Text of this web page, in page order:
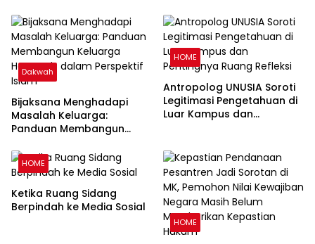
Dakwah
Bijaksana Menghadapi
Masalah Keluarga:
Panduan Membangun
Perspektif Islam
HOME
Antropolog UNUSIA Soroti
Legitimasi Pengetahuan di
Luar Kampus dan
HOME
Ketika Ruang Sidang
Berpindah ke Media Sosial
HOME